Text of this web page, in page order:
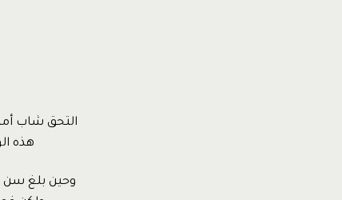
التحق شاب
هذه
وحين بلغ سن